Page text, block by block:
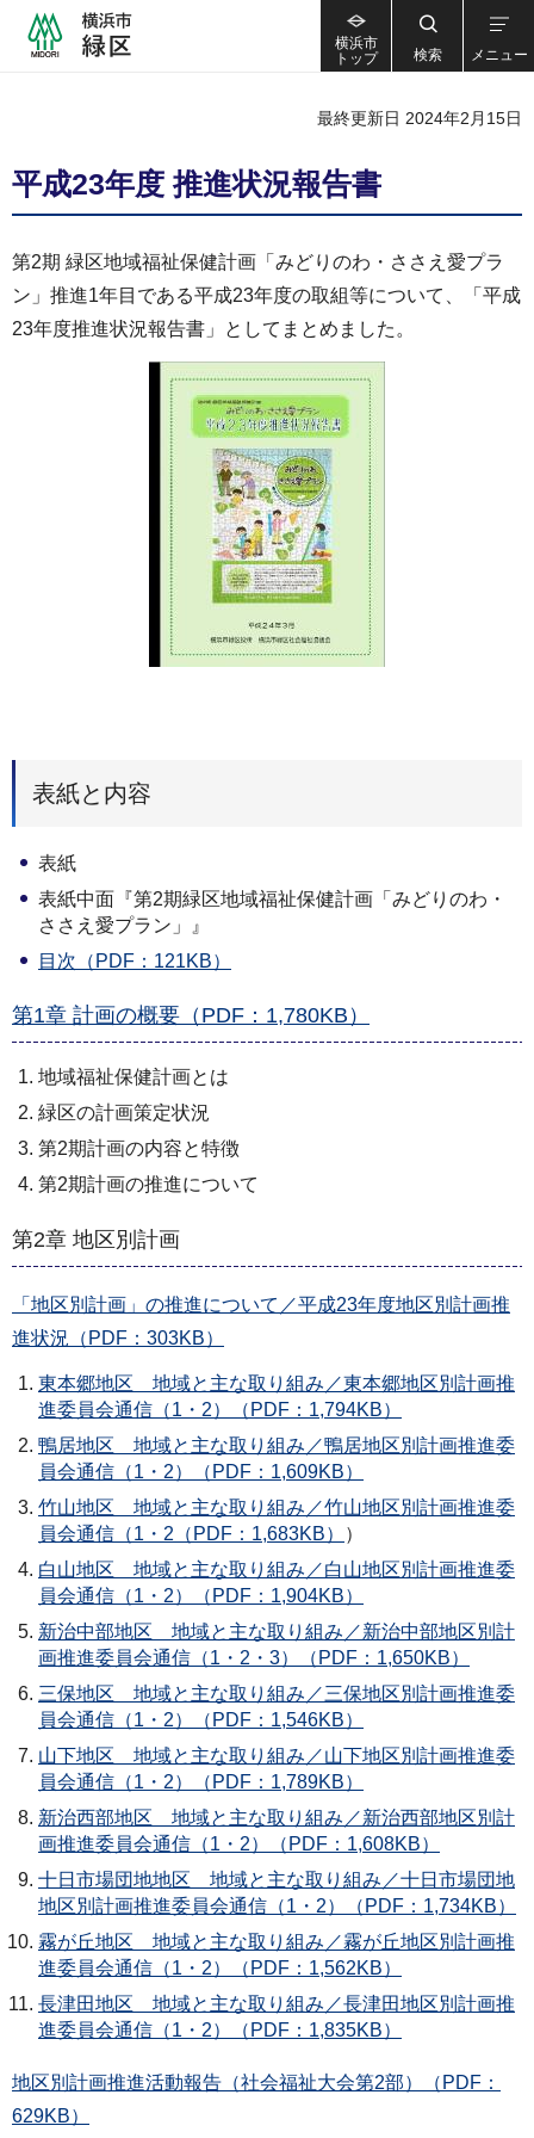
横浜市
トップ
検索 メニュー
最終更新日 2024年2月15日
平成23年度 推進状況報告書
第2期 緑区地域福祉保健計画「みどりのわ・ささえ愛プラ
ン」推進1年目である平成23年度の取組等について、「平成
23年度推進状況報告書」としてまとめました。
表紙と内容
表紙
表紙中面『第2期緑区地域福祉保健計画「みどりのわ・
ささえ愛プラン」』
目次（PDF：121KB）
第1章 計画の概要（PDF：1,780KB）
地域福祉保健計画とは
緑区の計画策定状況
第2期計画の内容と特徴
第2期計画の推進について
第2章 地区別計画
「地区別計画」の推進について／平成23年度地区別計画推
進状況（PDF：303KB）
東本郷地区 地域と主な取り組み／東本郷地区別計画推
進委員会通信（1・2）（PDF：1,794KB）
鴨居地区 地域と主な取り組み／鴨居地区別計画推進委
員会通信（1・2）（PDF：1,609KB）
竹山地区 地域と主な取り組み／竹山地区別計画推進委
員会通信（1・2（PDF：1,683KB）
）
白山地区 地域と主な取り組み／白山地区別計画推進委
員会通信（1・2）（PDF：1,904KB）
新治中部地区 地域と主な取り組み／新治中部地区別計
画推進委員会通信（1・2・3）（PDF：1,650KB）
三保地区 地域と主な取り組み／三保地区別計画推進委
員会通信（1・2）（PDF：1,546KB）
山下地区 地域と主な取り組み／山下地区別計画推進委
員会通信（1・2）（PDF：1,789KB）
新治西部地区 地域と主な取り組み／新治西部地区別計
画推進委員会通信（1・2）（PDF：1,608KB）
十日市場団地地区 地域と主な取り組み／十日市場団地
地区別計画推進委員会通信（1・2）（PDF：1,734KB）
霧が丘地区 地域と主な取り組み／霧が丘地区別計画推
進委員会通信（1・2）（PDF：1,562KB）
長津田地区 地域と主な取り組み／長津田地区別計画推
進委員会通信（1・2）（PDF：1,835KB）
地区別計画推進活動報告（社会福祉大会第2部）（PDF：
629KB）